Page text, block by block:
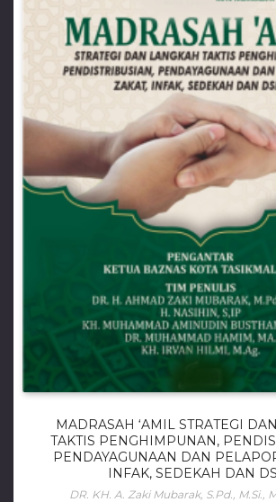
MADRASAH ‘AMIL STRATEGI
TAKTIS PENGHIMPUNAN,
PENDAYAGUNAAN DAN
INFAK, SEDEKAH DAN
DR. KH. A. Zaki Mubarak, S.Pd., M.Si.,